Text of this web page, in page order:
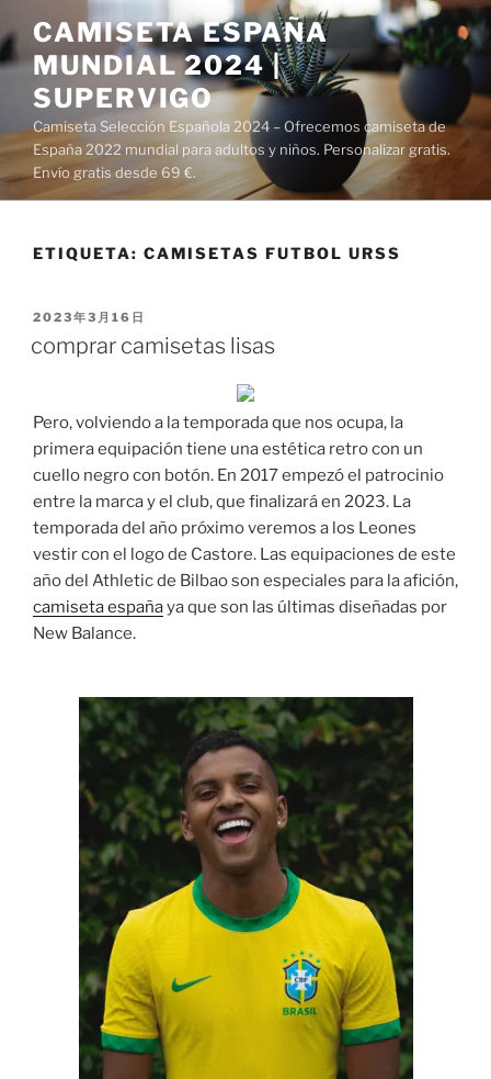
al
contenido
CAMISETA ESPAÑA
MUNDIAL 2024 |
SUPERVIGO
Camiseta Selección Española 2024 – Ofrecemos camiseta de
España 2022 mundial para adultos y niños. Personalizar gratis.
Envío gratis desde 69 €.
ETIQUETA: CAMISETAS FUTBOL URSS
PUBLICADO
2023年3月16日
comprar camisetas lisas
Pero, volviendo a la temporada que nos ocupa, la
primera equipación tiene una estética retro con un
cuello negro con botón. En 2017 empezó el patrocinio
entre la marca y el club, que finalizará en 2023. La
temporada del año próximo veremos a los Leones
vestir con el logo de Castore. Las equipaciones de este
año del Athletic de Bilbao son especiales para la afición,
camiseta españaya que son las últimas diseñadas por
New Balance.